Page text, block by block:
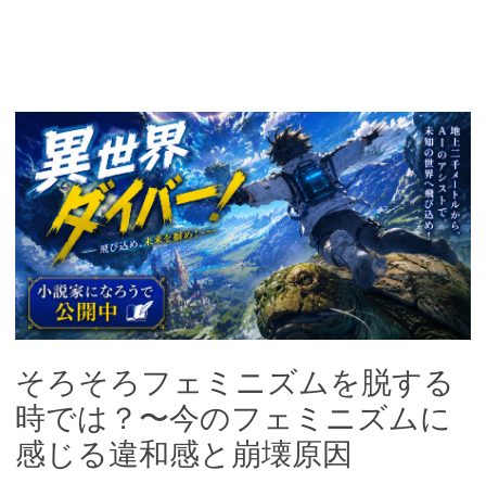
そろそろフェミニズムを脱する
時では？〜今のフェミニズムに
感じる違和感と崩壊原因